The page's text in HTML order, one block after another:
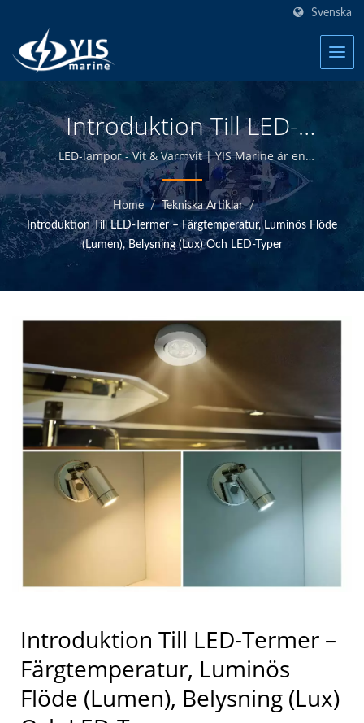
Svenska
Introduktion Till LED-
Termer – Färgtemperatur,
Ljusflöde (Lumen),
Belysningsstyrka (Lux) Och
LED-Typer | Tillverkare Av
Marin Växelpaneler,
Säkringar, Strömbrytare |
YIS Marine
LED-lampor - Vit & Varmvit | YIS Marine är en
professionell tillverkare som ägnar sig åt att
tillhandahålla högkvalitativa marina elektriska och
elektroniska produkter. Genom att designa och
tillverka internt och ha kvalitetskontroll vid
huvudkontoret i Taiwan kan vi erbjuda högkvalitativa
Home / Tekniska Artiklar /
Introduktion Till LED-Termer – Färgtemperatur, Luminös Flöde
(Lumen), Belysning (Lux) Och LED-Typer
Introduktion Till LED-Termer –
Färgtemperatur, Luminös
Flöde (Lumen), Belysning (Lux)